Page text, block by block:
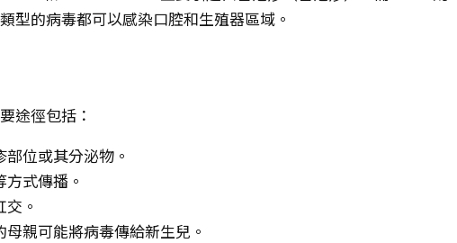
型的病毒都可以感染口腔和生殖器區域。
途徑包括：
部位或其分泌物。
式傳播。
。
母親可能將病毒傳給新生兒。